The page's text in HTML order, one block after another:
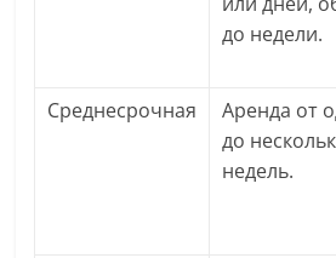
до недели.
Среднесрочная
Аренда от
до
недель.